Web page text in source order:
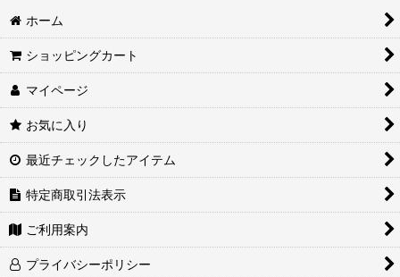
ホーム
ショッピングカート
マイページ
お気に入り
最近チェックしたアイテム
特定商取引法表示
ご利用案内
プライバシーポリシー